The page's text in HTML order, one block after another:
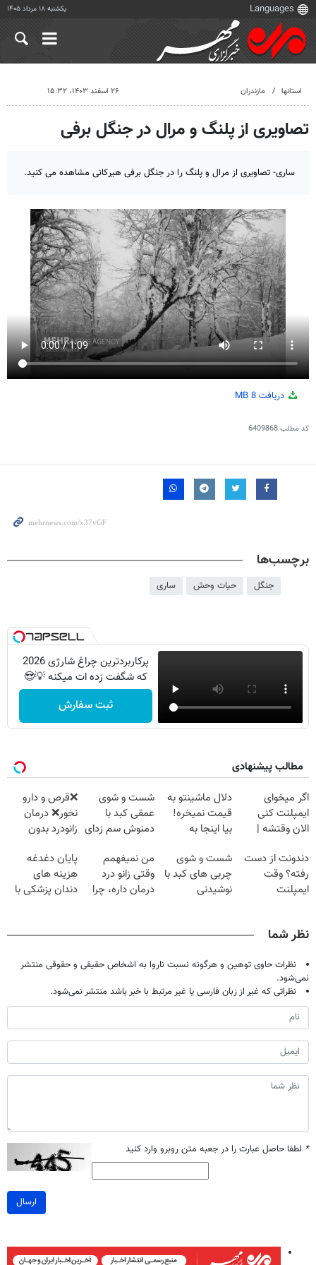
یکشنبه ۱۸ مرداد ۱۴۰۵
استانها مازندران ۲۶ اسفند ۱۴۰۳، ۱۵:۳۲
تصاویری از پلنگ و مرال در جنگل برفی
ساری- تصاویری از مرال و پلنگ را در جنگل برفی هیرکانی مشاهده می کنید.
دریافت 8 MB
کد مطلب6409868
برچسب‌ها
جنگل حیات وحش ساری
پرکاربردترین چراغ شارژی 2026
که شگفت زده ات میکنه 💡😍
ثبت سفارش
مطالب پیشنهادی
اگر میخوای
ایمپلنت کنی
الان وقتشه |
میلیون تومان!!!
دلال ماشینتو به
قیمت نمیخره!
بیا اینجا به
بفروش*فقط
خریدار واقعی*
شست و شوی
عمقی کبد با
دمنوش سم زدای
❌قرص‌ و دارو
نخور❌ درمان
زانودرد بدون
دندونت از دست
رفته؟ وقت
ایمپلنت
شست و شوی
چربی های کبد با
نوشیدنی
من نمیفهمم
وقتی زانو درد
درمان داره، چرا
پایان دغدغه
هزینه های
دندان پزشکی با
نظر شما
نظرات حاوی توهین و هرگونه نسبت ناروا به اشخاص حقیقی و حقوقی منتشر
نمی‌شود.
نظراتی که غیر از زبان فارسی یا غیر مرتبط با خبر باشد منتشر نمی‌شود.
* لطفا حاصل عبارت را در جعبه متن روبرو وارد کنید
ارسال